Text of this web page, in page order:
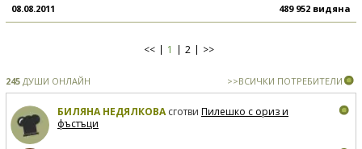
08.08.2011 489 952 видяна
<< 1 2 >>
245 ДУШИ ОНЛАЙН >>ВСИЧКИ ПОТРЕБИТЕЛИ
БИЛЯНА НЕДЯЛКОВАсготви Пилешко с ориз и
фъстъци